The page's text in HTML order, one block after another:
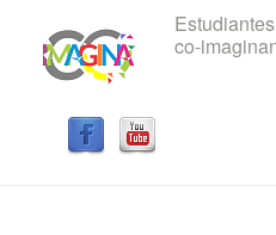
Pasar al
IRICE
co-